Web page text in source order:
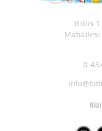
Bitlis 1
Mahallesi
0